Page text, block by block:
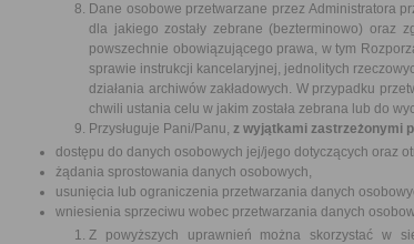
Dane osobowe przetwarzane przez Administratora
dla jakiego zostały zebrane (bezterminowo) oraz
powszechnie obowiązującego prawa, w tym
sprawie instrukcji kancelaryjnej, jednolitych
działania archiwów zakładowych. W przypadku
chwili ustania celu w jakim została zebrana lub do
Przysługuje Pani/Panu, z wyjątkami zastrzeżonymi
dostępu do danych osobowych jej/jego dotyczących oraz
żądania sprostowania danych osobowych,
usunięcia lub ograniczenia przetwarzania danych
wniesienia sprzeciwu wobec przetwarzania danych
Z powyższych uprawnień można skorzystać w